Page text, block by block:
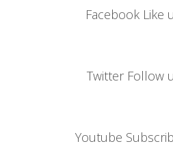
Facebook Like
Twitter Follow
Youtube